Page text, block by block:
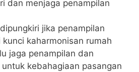
dan menjaga penampilan
jika penampilan
kunci kaharmonisan rumah
jaga penampilan dan
kebahagiaan pasangan